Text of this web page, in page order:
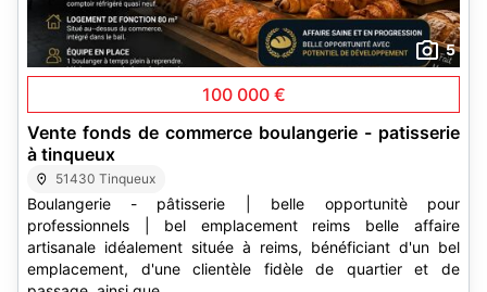
5
100 000 €
Vente fonds de commerce boulangerie - patisserie
à tinqueux
51430 Tinqueux
Boulangerie - pâtisserie | belle opportunitè pour
professionnels | bel emplacement reims belle affaire
artisanale idéalement située à reims, bénéficiant d'un bel
emplacement, d'une clientèle fidèle de quartier et de